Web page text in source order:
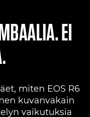
EI
miten EOS R6
kuvanvakain
vaikutuksia